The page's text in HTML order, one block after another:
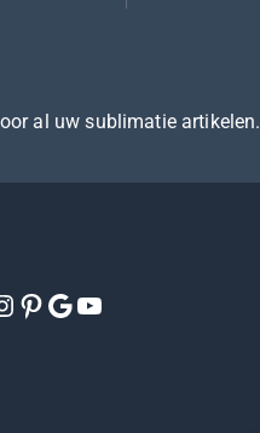
al uw sublimatie artikelen.